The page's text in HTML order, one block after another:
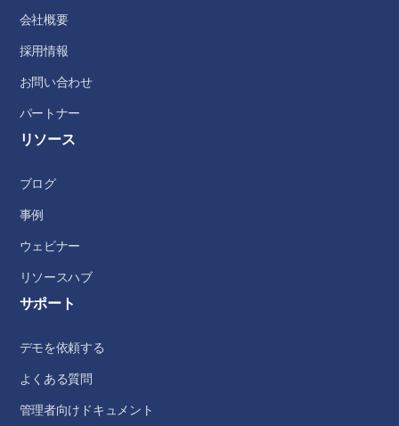
会社概要
採用情報
お問い合わせ
パートナー
リソース
ブログ
事例
ウェビナー
リソースハブ
サポート
デモを依頼する
よくある質問
管理者向けドキュメント